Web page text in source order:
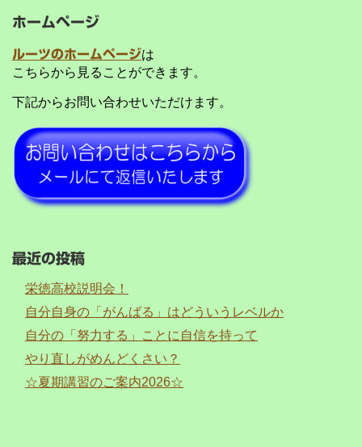
ホームページ
ルーツのホームページは
こちらから見ることができます。
下記からお問い合わせいただけます。
最近の投稿
栄徳高校説明会！
自分自身の「がんばる」はどういうレベルか
自分の「努力する」ことに自信を持って
やり直しがめんどくさい？
☆夏期講習のご案内2026☆